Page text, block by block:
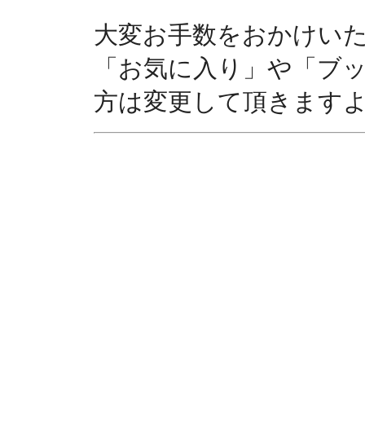
大変お手数をおかけい
「お気に入り」や「ブ
方は変更して頂きます